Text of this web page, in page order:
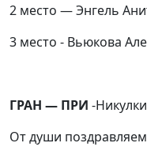
2 место — Энгель
3 место - Вьюкова
ГРАН — ПРИ -
От души